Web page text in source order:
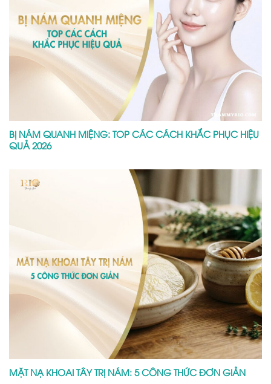
BỊ NÁM QUANH MIỆNG: TOP CÁC CÁCH KHẮC PHỤC HIỆU
QUẢ 2026
MẶT NẠ KHOAI TÂY TRỊ NÁM: 5 CÔNG THỨC ĐƠN GIẢN